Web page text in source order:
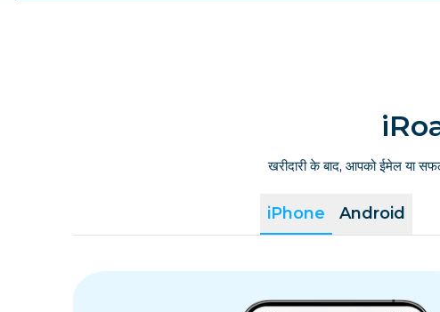
खरीदारी के बाद, आपको ईमेल या
iPhone Android